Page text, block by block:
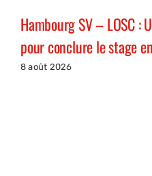
Hambourg SV – LOSC
pour conclure le stage
8 août 2026